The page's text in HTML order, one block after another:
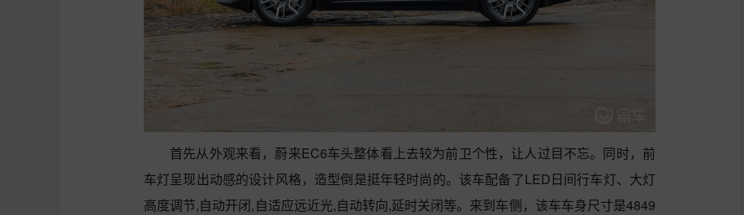
首先从外观来看，蔚来EC6车头整体看上去较为前卫个性，让人过目不忘。同时，前
车灯呈现出动感的设计风格，造型倒是挺年轻时尚的。该车配备了LED日间行车灯、大灯
高度调节,自动开闭,自适应远近光,自动转向,延时关闭等。来到车侧，该车车身尺寸是4849